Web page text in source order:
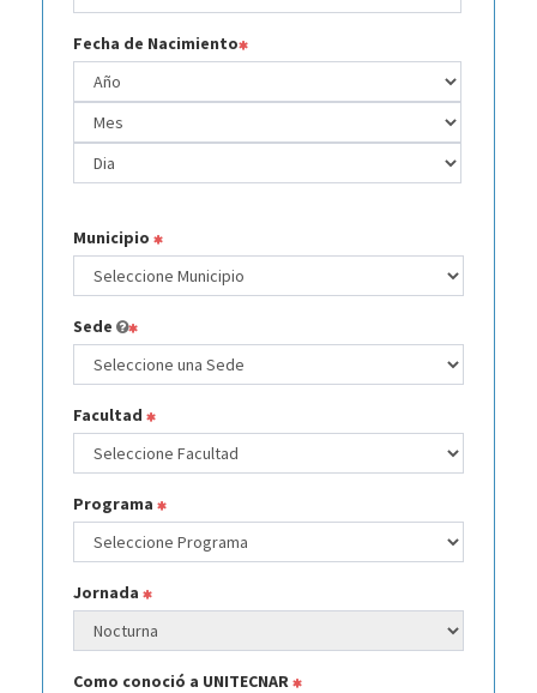
Fecha de Nacimiento
Municipio
Sede
Facultad
Programa
Jornada
Como conoció a UNITECNAR